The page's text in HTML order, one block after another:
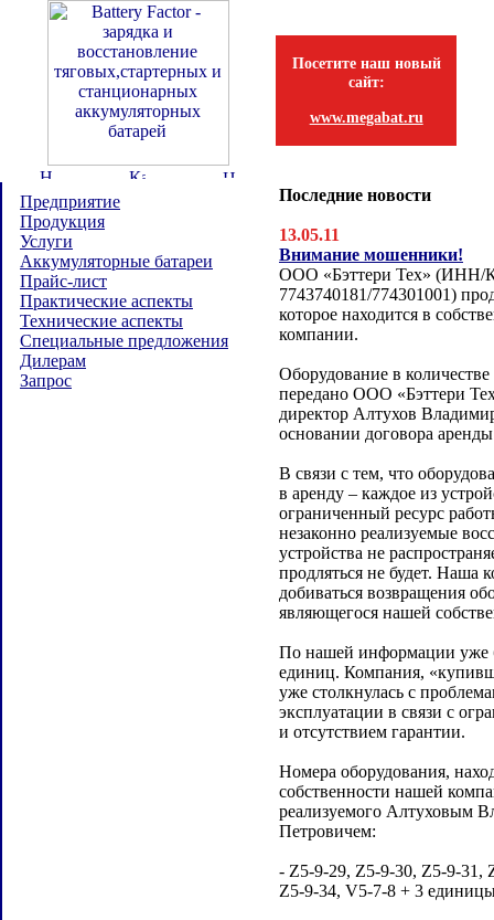
Посетите наш новый
сайт:
www.megabat.ru
Предприятие
Продукция
Услуги
Аккумуляторные батареи
Прайс-лист
Практические аспекты
Технические аспекты
Специальные предложения
Дилерам
Запрос
Последние новости
13.05.11
Внимание мошенники!
ООО «Бэттери Тех»
7743740181/774301001)
которое находится в
компании.
Оборудование в
передано ООО «Бэттери
директор Алтухов
основании договора
В связи с тем, что
в аренду – каждое из
ограниченный ресурс
незаконно реализуемые
устройства не
продляться не будет. Наша
добиваться возвращения
являющегося нашей
По нашей информации уже
единиц. Компания,
уже столкнулась с
эксплуатации в связи с
и отсутствием гарантии.
Номера оборудования,
собственности нашей
реализуемого Алтуховым
Петровичем:
- Z5-9-29, Z5-9-30, Z5-9-31,
Z5-9-34, V5-7-8 + 3